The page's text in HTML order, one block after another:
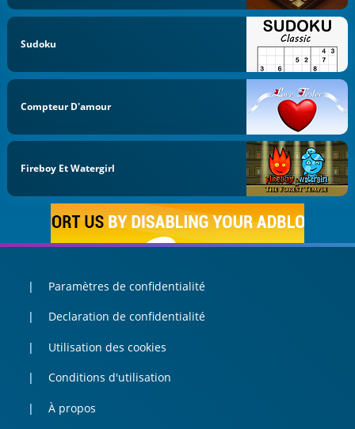
Sudoku
Compteur D'amour
Fireboy Et Watergirl
Paramètres de confidentialité
Declaration de confidentialité
Utilisation des cookies
Conditions d'utilisation
À propos